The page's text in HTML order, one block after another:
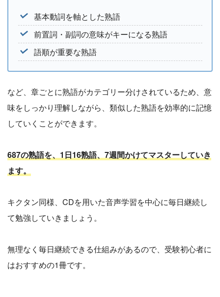
基本動詞を軸とした熟語
前置詞・副詞の意味がキーになる熟語
語順が重要な熟語
など、章ごとに熟語がカテゴリー分けされているため、意
味をしっかり理解しながら、類似した熟語を効率的に記憶
していくことができます。
687の熟語を、1日16熟語、7週間かけてマスターしていき
ます。
キクタン同様、CDを用いた音声学習を中心に毎日継続し
て勉強していきましょう。
無理なく毎日継続できる仕組みがあるので、受験初心者に
はおすすめの1冊です。